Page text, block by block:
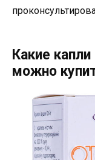
Какие
можно